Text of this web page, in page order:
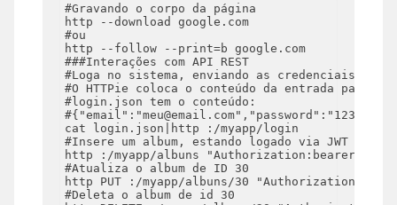
#Gravando o corpo da página
http --download google.com
#ou
http --follow --print=b google.com
###Interações com API REST
#Loga no sistema, enviando as credenciais
#O HTTPie coloca o conteúdo da entrada
#login.json tem o conteúdo:
#{"email":"meu@email.com","password":"123"}
cat login.json|http :/myapp/login
#Insere um album, estando logado via JWT (o
http :/myapp/albuns "Authorization:bearer
#Atualiza o album de ID 30
http PUT :/myapp/albuns/30
#Deleta o album de id 30